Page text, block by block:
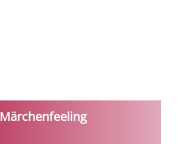
Märchenfeeling